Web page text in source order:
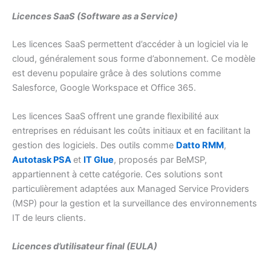
Licences SaaS (Software as a Service)
Les licences SaaS permettent d’accéder à un logiciel via le
cloud, généralement sous forme d’abonnement. Ce modèle
est devenu populaire grâce à des solutions comme
Salesforce, Google Workspace et Office 365.
Les licences SaaS offrent une grande flexibilité aux
entreprises en réduisant les coûts initiaux et en facilitant la
gestion des logiciels. Des outils comme Datto RMM,
Autotask PSAet IT Glue, proposés par BeMSP,
appartiennent à cette catégorie. Ces solutions sont
particulièrement adaptées aux Managed Service Providers
(MSP) pour la gestion et la surveillance des environnements
IT de leurs clients.
Licences d’utilisateur final (EULA)